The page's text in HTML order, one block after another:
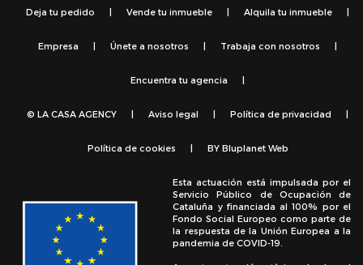
Deja tu pedido | Vende tu inmueble | Alquila tu inmueble |
Empresa | Únete a nosotros | Trabaja con nosotros |
Encuentra tu agencia |
© LA CASA AGENCY | Aviso legal | Política de privacidad |
Política de cookies | BY Bluplanet Web
Esta actuación está impulsada por el
Servicio Público de Ocupación de
Cataluña y financiada al 100% por el
Fondo Social Europeo como parte de
la respuesta de la Unión Europea a la
pandemia de COVID-19.